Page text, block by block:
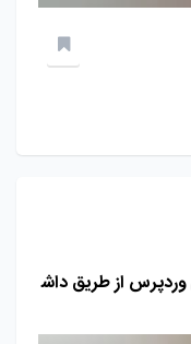
وردپرس از طریق داش